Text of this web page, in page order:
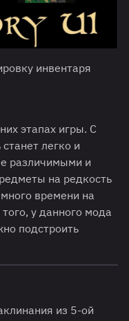
инвентаря
этапах игры. С
легко и
различимыми и
на редкость
времени на
у данного мода
подстроить
из 5-ой